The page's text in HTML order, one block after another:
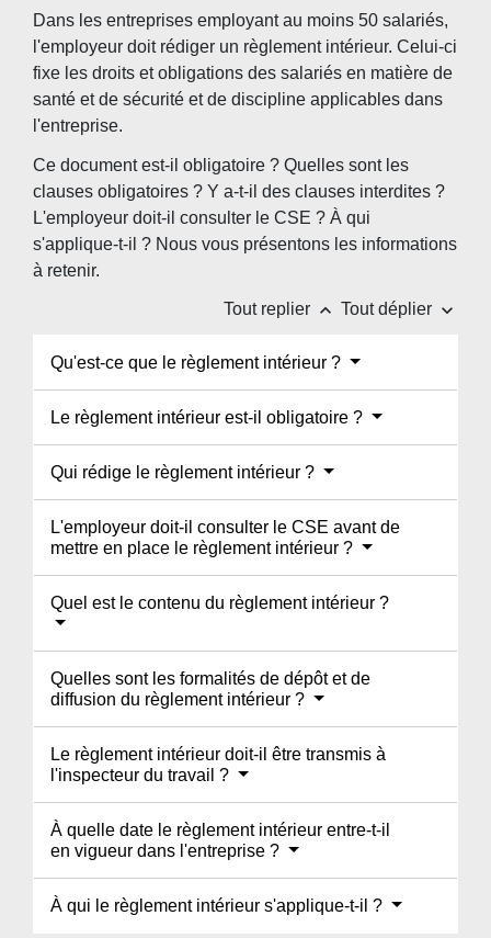
Dans les entreprises employant au moins 50 salariés,
l'employeur doit rédiger un règlement intérieur. Celui-ci
fixe les droits et obligations des salariés en matière de
santé et de sécurité et de discipline applicables dans
l'entreprise.
Ce document est-il obligatoire ? Quelles sont les
clauses obligatoires ? Y a-t-il des clauses interdites ?
L'employeur doit-il consulter le CSE ? À qui
s'applique-t-il ? Nous vous présentons les informations
à retenir.
Tout replier keyboard_arrow_up Tout déplier keyboard_arrow_down
Qu'est-ce que le règlement intérieur ?
Le règlement intérieur est-il obligatoire ?
Qui rédige le règlement intérieur ?
L'employeur doit-il consulter le CSE avant de
mettre en place le règlement intérieur ?
Quel est le contenu du règlement intérieur ?
Quelles sont les formalités de dépôt et de
diffusion du règlement intérieur ?
Le règlement intérieur doit-il être transmis à
l'inspecteur du travail ?
À quelle date le règlement intérieur entre-t-il
en vigueur dans l'entreprise ?
À qui le règlement intérieur s'applique-t-il ?